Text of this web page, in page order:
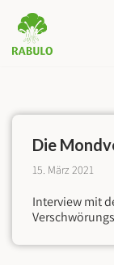
Zum
Inhalt
Die
15. März 2021
Interview mit